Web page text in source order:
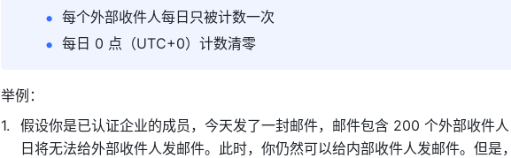
每个外部收件人每日只被计数一次
每日 0 点（UTC+0）计数清零
举例：
假设你是已认证企业的成员，今天发了一封邮件，邮件包含 200 个外部收件
日将无法给外部收件人发邮件。此时，你仍然可以给内部收件人发邮件。但是